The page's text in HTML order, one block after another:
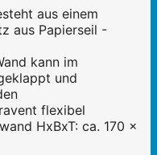
aus einem
aus Papierseil -
kann im
und
flexibel
HxBxT: ca. 170 x